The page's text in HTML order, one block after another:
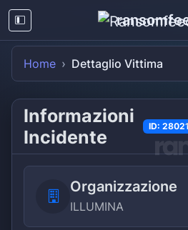
Home Dettaglio Vittima
Informazioni
Incidente
ID:
Organizzazione
ILLUMINA